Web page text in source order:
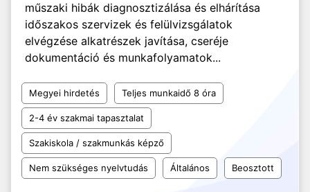
műszaki hibák diagnosztizálása és elhárítása
időszakos szervizek és felülvizsgálatok
elvégzése alkatrészek javítása, cseréje
dokumentáció és munkafolyamatok...
Megyei hirdetés Teljes munkaidő 8 óra
2-4 év szakmai tapasztalat
Szakiskola / szakmunkás képző
Nem szükséges nyelvtudás Általános Beosztott